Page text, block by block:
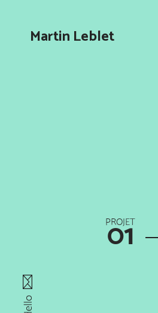
Hello
Martin Leblet
PROJET
01